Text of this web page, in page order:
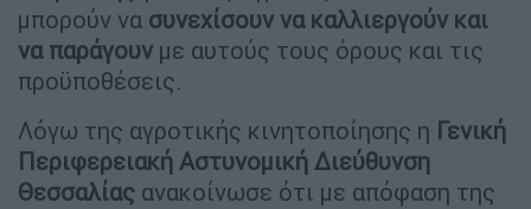
μπορούν να συνεχίσουν να καλλιεργούν και
να παράγουν με αυτούς τους όρους και τις
προϋποθέσεις.
Λόγω της αγροτικής κινητοποίησης η Γενική
Περιφερειακή Αστυνομική Διεύθυνση
Θεσσαλίας ανακοίνωσε ότι με απόφαση της